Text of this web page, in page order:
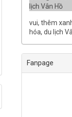
vui, thêm
hóa, du lịch
Fanpage